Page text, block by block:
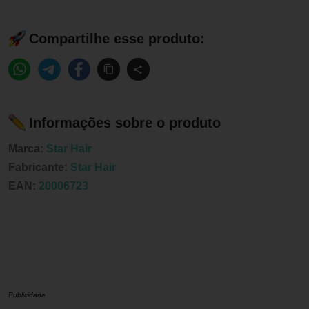
Compartilhe esse produto:
Informações sobre o produto
Marca: Star Hair
Fabricante: Star Hair
EAN: 20006723
Publicidade